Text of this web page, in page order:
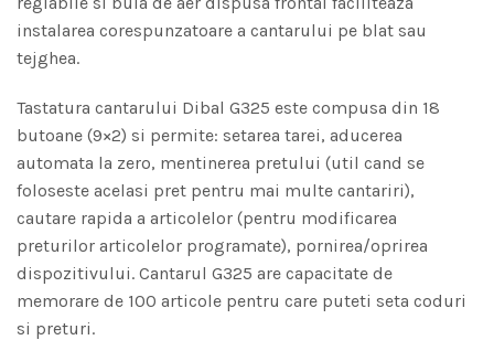
instalarea corespunzatoare a cantarului pe blat sau
tejghea.
Tastatura cantarului Dibal G325 este compusa din 18
butoane (9×2) si permite: setarea tarei, aducerea
automata la zero, mentinerea pretului (util cand se
foloseste acelasi pret pentru mai multe cantariri),
cautare rapida a articolelor (pentru modificarea
preturilor articolelor programate), pornirea/oprirea
dispozitivului. Cantarul G325 are capacitate de
memorare de 100 articole pentru care puteti seta coduri
si preturi.